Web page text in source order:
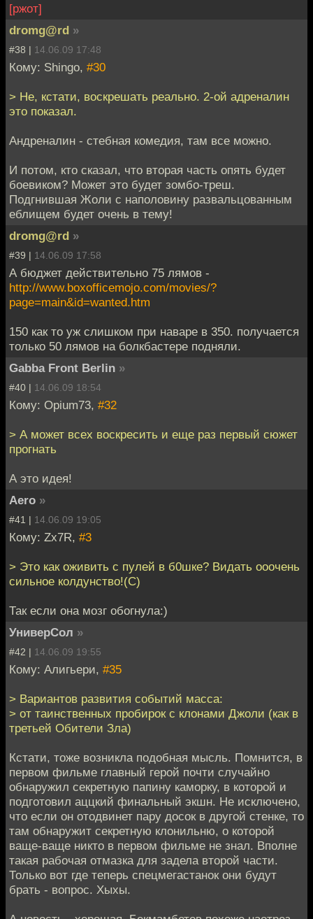
[ржот]
dromg@rd »
#38 | 14.06.09 17:48
Кому: Shingo, #30
> Не, кстати, воскрешать реально. 2-ой адреналин
это показал.
Андреналин - стебная комедия, там все можно.
И потом, кто сказал, что вторая часть опять будет
боевиком? Может это будет зомбо-треш.
Подгнившая Жоли с наполовину развальцованным
еблищем будет очень в тему!
dromg@rd »
#39 | 14.06.09 17:58
А бюджет действительно 75 лямов -
http://www.boxofficemojo.com/movies/?
page=main&id=wanted.htm
150 как то уж слишком при наваре в 350. получается
только 50 лямов на болкбастере подняли.
Gabba Front Berlin »
#40 | 14.06.09 18:54
Кому: Opium73, #32
> А может всех воскресить и еще раз первый сюжет
прогнать
А это идея!
Aero »
#41 | 14.06.09 19:05
Кому: Zx7R, #3
> Это как оживить с пулей в б0шке? Видать ооочень
сильное колдунство!(С)
Так если она мозг обогнула:)
УниверСол »
#42 | 14.06.09 19:55
Кому: Алигьери, #35
> Вариантов развития событий масса:
> от таинственных пробирок с клонами Джоли (как в
третьей Обители Зла)
Кстати, тоже возникла подобная мысль. Помнится, в
первом фильме главный герой почти случайно
обнаружил секретную папину каморку, в которой и
подготовил аццкий финальный экшн. Не исключено,
что если он отодвинет пару досок в другой стенке, то
там обнаружит секретную клонильню, о которой
ваще-ваще никто в первом фильме не знал. Вполне
такая рабочая отмазка для задела второй части.
Только вот где теперь спецмегастанок они будут
брать - вопрос. Хыхы.